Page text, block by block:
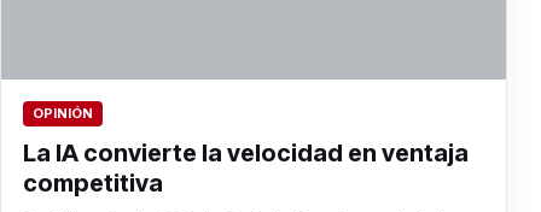
OPINIÓN
La IA convierte la velocidad en ventaja
competitiva